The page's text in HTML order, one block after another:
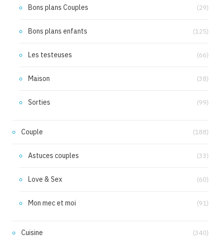
Bons plans Couples (29)
Bons plans enfants (125)
Les testeuses (66)
Maison (38)
Sorties (99)
Couple (188)
Astuces couples (33)
Love & Sex (60)
Mon mec et moi (91)
Cuisine (340)